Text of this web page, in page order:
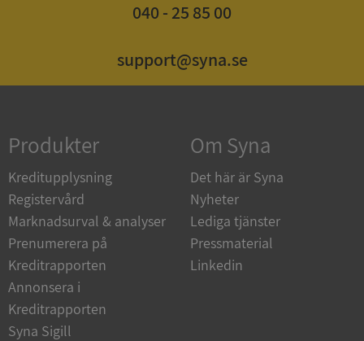
040 - 25 85 00
support@syna.se
Produkter
Kreditupplysning
Registervård
Marknadsurval & analyser
Prenumerera på
Kreditrapporten
Annonsera i
Kreditrapporten
Syna Sigill
Om Syna
Det här är Syna
Nyheter
Lediga tjänster
Pressmaterial
Linkedin
kärnwebbplatsfunktioner som användarinloggning
och kontohantering. Webbplatsen kan inte
användas ordentligt utan strikt nödvändiga cookies.
Namn
Leverantör
Domän